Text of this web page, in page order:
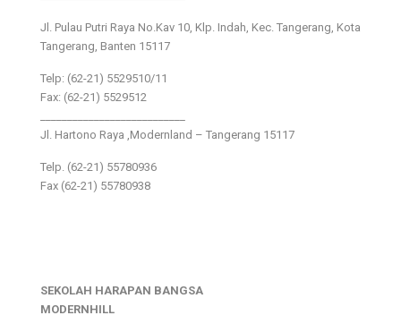
Jl. Pulau Putri Raya No.Kav 10, Klp. Indah, Kec. Tangerang, Kota
Tangerang, Banten 15117
Telp: (62-21) 5529510/11
Fax: (62-21) 5529512
Jl. Hartono Raya ,Modernland – Tangerang 15117
Telp. (62-21) 55780936
Fax (62-21) 55780938
SEKOLAH HARAPAN BANGSA
MODERNHILL